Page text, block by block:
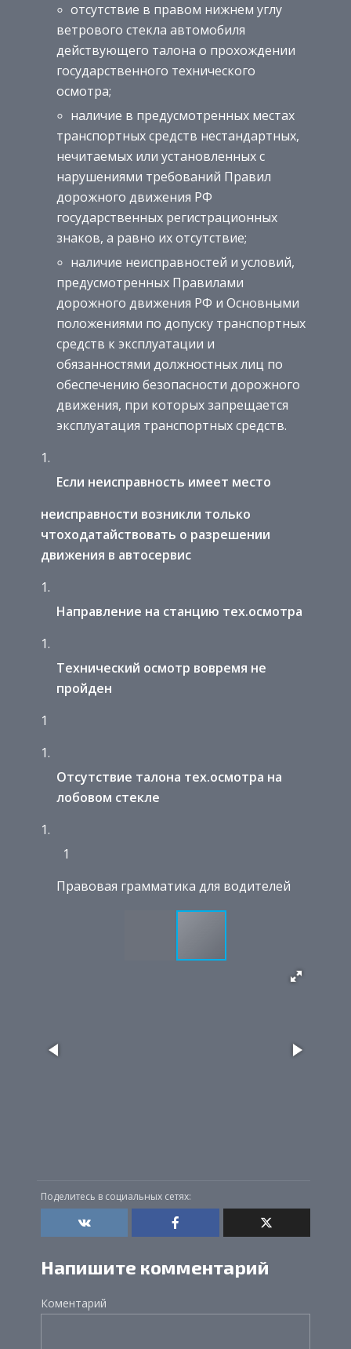
отсутствие в правом нижнем углу
ветрового стекла автомобиля
действующего талона о прохождении
государственного технического
осмотра;
наличие в предусмотренных местах
транспортных средств нестандартных,
нечитаемых или установленных с
нарушениями требований Правил
дорожного движения РФ
государственных регистрационных
знаков, а равно их отсутствие;
наличие неисправностей и условий,
предусмотренных Правилами
дорожного движения РФ и Основными
положениями по допуску транспортных
средств к эксплуатации и
обязанностями должностных лиц по
обеспечению безопасности дорожного
движения, при которых запрещается
эксплуатация транспортных средств.
Если неисправность имеет место
неисправности возникли только
чтоходатайствовать о разрешении
движения в автосервис
Направление на станцию тех.осмотра
Технический осмотр вовремя не
пройден
1
Отсутствие талона тех.осмотра на
лобовом стекле
1
Правовая грамматика для водителей
Поделитесь в социальных сетях:
Напишите комментарий
Коментарий